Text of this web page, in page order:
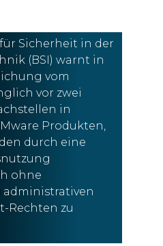
Sicherheit in der
(BSI) warnt in
vom
vor zwei
in
Produkten,
durch eine
ohne
Rechten zu